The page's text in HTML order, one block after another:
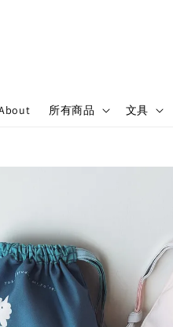
所有商品 文具